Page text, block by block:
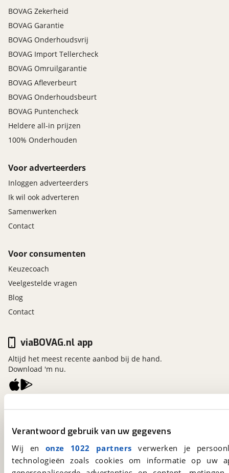
Verantwoord gebruik van uw gegevens
Wij en onze 1022 partners verwerken je
technologieën zoals cookies om informatie op
BOVAG Zekerheid
BOVAG Garantie
BOVAG Onderhoudsvrij
BOVAG Import Tellercheck
BOVAG Omruilgarantie
BOVAG Afleverbeurt
BOVAG Onderhoudsbeurt
BOVAG Puntencheck
Heldere all-in prijzen
100% Onderhouden
Voor adverteerders
Inloggen adverteerders
Ik wil ook adverteren
Samenwerken
Contact
Voor consumenten
Keuzecoach
Veelgestelde vragen
Blog
Contact
viaBOVAG.nl
3981 AJ Bunnik
BOVAG
viaBOVAG.nl app
Altijd het meest recente aanbod bij de hand.
Download 'm nu.